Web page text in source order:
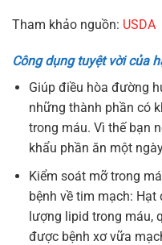
Tham khảo nguồn: USDA
Công dụng tuyệt vời của
Giúp điều hòa đường
những thành phần có
trong máu. Vì thế bạn
khẩu phần ăn một
Kiểm soát mỡ trong
bệnh về tim mạch:
lượng lipid trong máu,
được bệnh xơ vữa